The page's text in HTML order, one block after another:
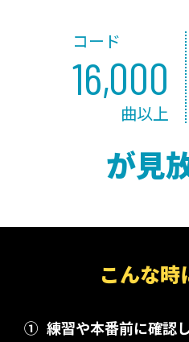
コード
16,000
曲以上
が見
こんな時
① 練習や本番前に確認